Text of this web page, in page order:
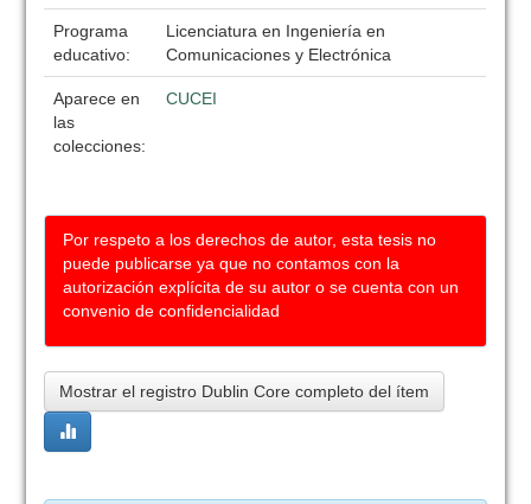
Programa
educativo:
Licenciatura en Ingeniería en
Comunicaciones y Electrónica
Aparece en
las
colecciones:
CUCEI
Por respeto a los derechos de autor, esta tesis no
puede publicarse ya que no contamos con la
autorización explícita de su autor o se cuenta con un
convenio de confidencialidad
Mostrar el registro Dublin Core completo del ítem